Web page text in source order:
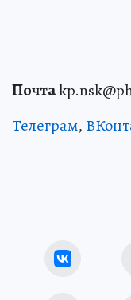
Почта
Телеграм,